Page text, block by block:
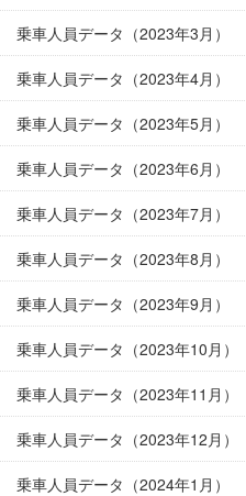
乗車人員データ（2023年3月）
乗車人員データ（2023年4月）
乗車人員データ（2023年5月）
乗車人員データ（2023年6月）
乗車人員データ（2023年7月）
乗車人員データ（2023年8月）
乗車人員データ（2023年9月）
乗車人員データ（2023年10月）
乗車人員データ（2023年11月）
乗車人員データ（2023年12月）
乗車人員データ（2024年1月）